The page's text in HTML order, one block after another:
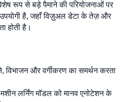
रूप से बड़े पैमाने की परियोजनाओं पर
उपयोगी है, जहाँ विज़ुअल डेटा के तेज़ और
होती है।
विभाजन और वर्गीकरण का समर्थन करता
लर्निंग मॉडल को मानव एनोटेशन के